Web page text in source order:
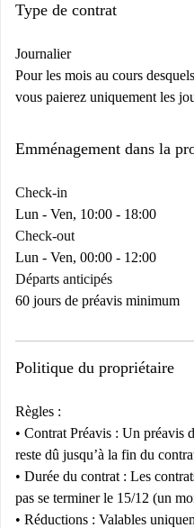
Type de contrat
Journalier
Pour les mois au cours
vous paierez uniquement les
Emménagement dans la
Check-in
Lun - Ven, 10:00 - 18:00
Check-out
Lun - Ven, 00:00 - 12:00
Départs anticipés
60 jours de préavis minimum
Politique du propriétaire
Règles :
• Contrat Préavis : Un préavis
reste dû jusqu’à la fin du
• Durée du contrat : Les
pas se terminer le 15/12 (un
• Réductions : Valables